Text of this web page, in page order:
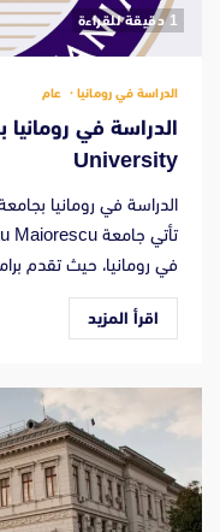
‫1 دقيقة للقراءة
الدراسة في رومانيا عام
University
في رومانيا، حيث تقدم
اقرأ المزيد